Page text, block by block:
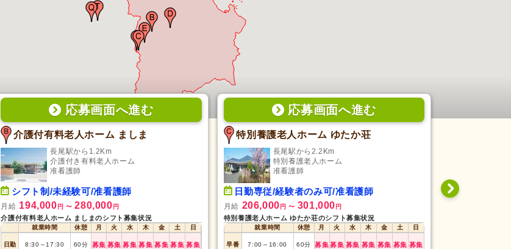
応募画面へ進む
介護付有料老人ホーム ましま
長尾駅から1.2Km
介護付き有料老人ホーム
准看護師
シフト制/未経験可/准看護師
月給 194,000 円 〜 280,000 円
介護付有料老人ホーム ましまのシフト募集状況
就業時間 休憩 月 火 水 木 金 土 日
日勤 8:30 ～ 17:30 60分 募集 募集 募集 募集 募集 募集 募集
応募画面へ進む
特別養護老人ホーム ゆたか荘
長尾駅から2.2Km
特別養護老人ホーム
准看護師
日勤専従/経験者のみ可/准看護師
月給 206,000 円 〜 301,000 円
特別養護老人ホーム ゆたか荘のシフト募集状況
就業時間 休憩 月 火 水 木 金 土 日
早番 7:00 ～ 16:00 60分 募集募集 募集 募集 募集 募集 募集
日勤専従/未